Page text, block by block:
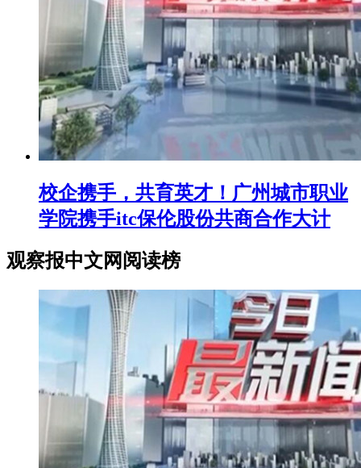
校企携手，共育英才！广州城市职业
学院携手itc保伦股份共商合作大计
观察报中文网阅读榜